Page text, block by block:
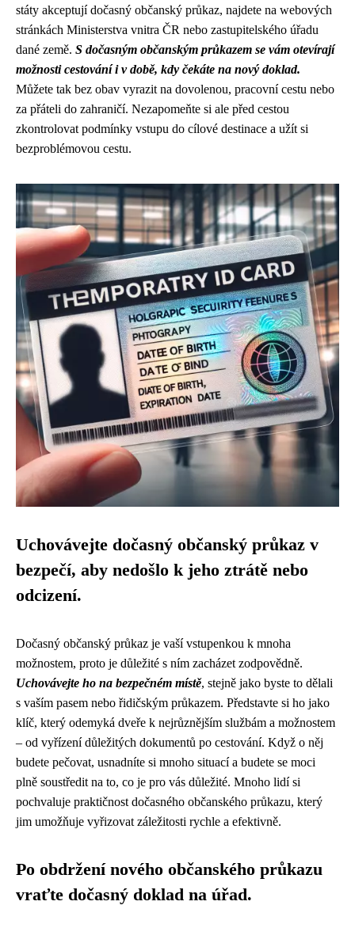
státy akceptují dočasný občanský průkaz, najdete na webových
stránkách Ministerstva vnitra ČR nebo zastupitelského úřadu
dané země. S dočasným občanským průkazem se vám otevírají
možnosti cestování i v době, kdy čekáte na nový doklad.
Můžete tak bez obav vyrazit na dovolenou, pracovní cestu nebo
za přáteli do zahraničí. Nezapomeňte si ale před cestou
zkontrolovat podmínky vstupu do cílové destinace a užít si
bezproblémovou cestu.
Uchovávejte dočasný občanský průkaz v
bezpečí, aby nedošlo k jeho ztrátě nebo
odcizení.
Dočasný občanský průkaz je vaší vstupenkou k mnoha
možnostem, proto je důležité s ním zacházet zodpovědně.
Uchovávejte ho na bezpečném místě, stejně jako byste to dělali
s vaším pasem nebo řidičským průkazem. Představte si ho jako
klíč, který odemyká dveře k nejrůznějším službám a možnostem
– od vyřízení důležitých dokumentů po cestování. Když o něj
budete pečovat, usnadníte si mnoho situací a budete se moci
plně soustředit na to, co je pro vás důležité. Mnoho lidí si
pochvaluje praktičnost dočasného občanského průkazu, který
jim umožňuje vyřizovat záležitosti rychle a efektivně.
Po obdržení nového občanského průkazu
vraťte dočasný doklad na úřad.